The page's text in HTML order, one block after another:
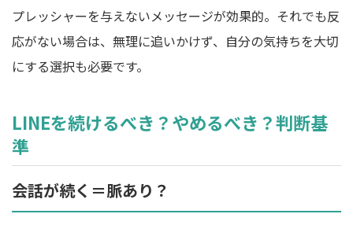
プレッシャーを与えないメッセージが効果的。それでも反
応がない場合は、無理に追いかけず、自分の気持ちを大切
にする選択も必要です。
LINEを続けるべき？やめるべき？判断基
準
会話が続く＝脈あり？